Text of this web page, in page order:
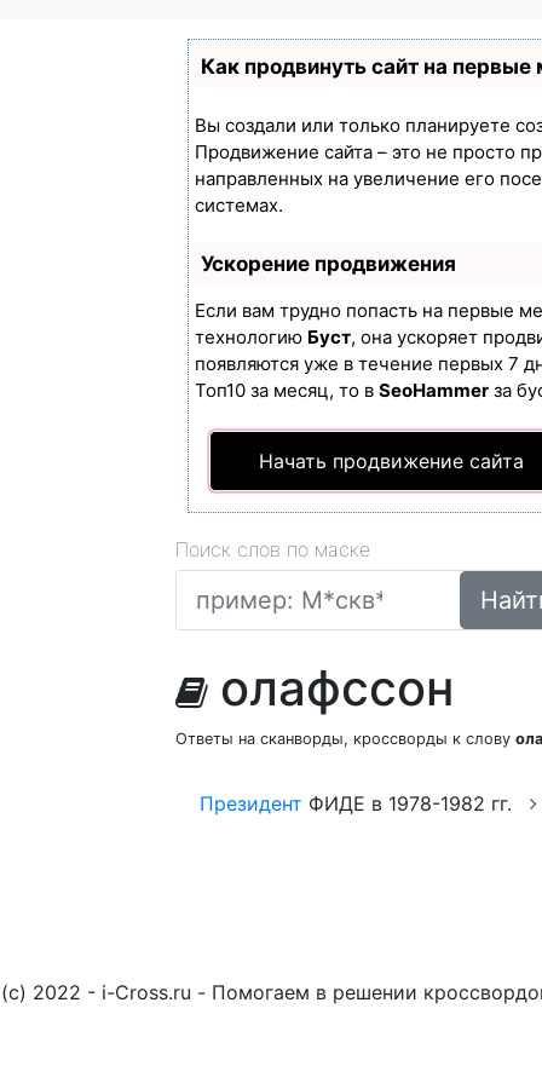
Как продвинуть сайт на первые
Вы создали или только планируете
Продвижение сайта – это не просто
направленных на увеличение его
системах.
Ускорение продвижения
Если вам трудно попасть на первые
технологию Буст, она ускоряет
появляются уже в течение первых 7
Топ10 за месяц, то в SeoHammer за
Начать продвижение сайта
Поиск слов по маске
олафссон
Ответы на сканворды, кроссворды к слову
Президент ФИДЕ в 1978-1982 гг.
(c) 2022 - i-Cross.ru - Помогаем в решении